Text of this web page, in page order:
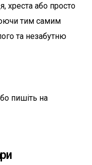
хреста або просто
тим самим
та незабутню
пишіть на